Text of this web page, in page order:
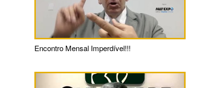
Encontro Mensal Imperdível!!!